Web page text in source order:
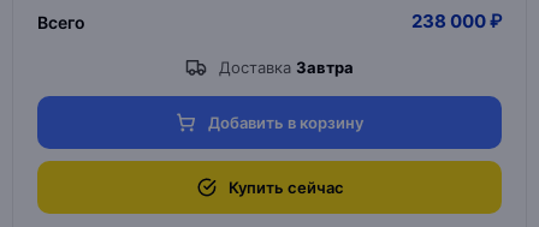
Всего 238 000 ₽
Доставка Завтра
Добавить в корзину
Купить сейчас